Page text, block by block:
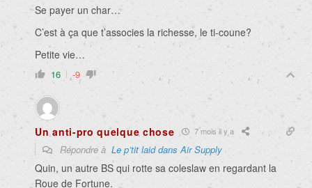
Se payer un char…
C’est à ça que t’associes la richesse, le ti-coune?
Petite vie…
16 -9
Un anti-pro quelque chose 7 mois il y a
Répondre à Le p’tit laid dans Air Supply
Quin, un autre BS qui rotte sa coleslaw en regardant la
Roue de Fortune.